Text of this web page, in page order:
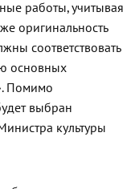
работы, учитывая
оригинальность
соответствовать
основных
Помимо
выбран
культуры